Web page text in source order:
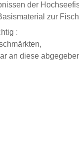
der
zur
:
an diese